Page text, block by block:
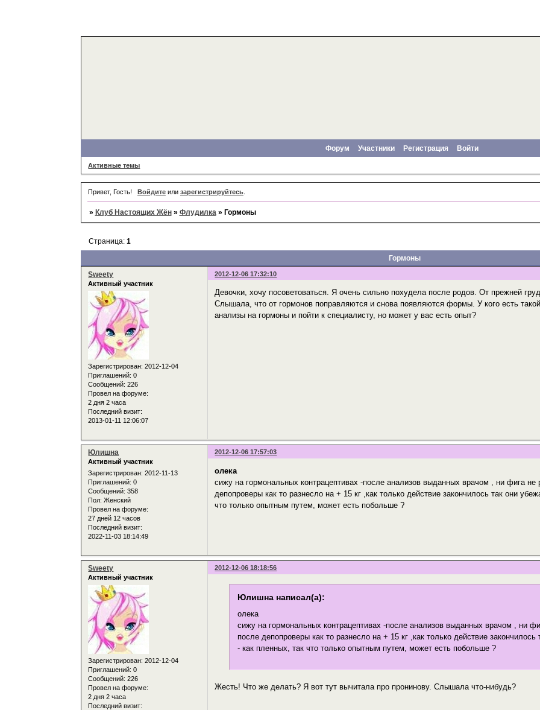
Форум Участники Регистрация Войти
Активные темы
Привет, Гость! Войдитеили зарегистрируйтесь.
» Клуб Настоящих Жён » Флудилка » Гормоны
Гормоны
Страница: 1
2012-12-06 17:32:10
Sweety
Активный участник
Зарегистрирован: 2012-12-04
Приглашений: 0
Сообщений: 226
Провел на форуме:
2 дня 2 часа
Последний визит:
2013-01-11 12:06:07
Девочки, хочу посоветоваться. Я очень сильно похудела после родов. От прежней
Слышала, что от гормонов поправляются и снова появляются формы. У кого есть
анализы на гормоны и пойти к специалисту, но может у вас есть опыт?
2012-12-06 17:57:03
Юлишна
Активный участник
Зарегистрирован: 2012-11-13
Приглашений: 0
Сообщений: 358
Пол: Женский
Провел на форуме:
27 дней 12 часов
Последний визит:
2022-11-03 18:14:49
олека
сижу на гормональных контрацептивах -после анализов выданных врачом , ни фига
депопроверы как то разнесло на + 15 кг ,как только действие закончилось так они
что только опытным путем, может есть побольше ?
2012-12-06 18:18:56
Sweety
Активный участник
Зарегистрирован: 2012-12-04
Приглашений: 0
Сообщений: 226
Провел на форуме:
2 дня 2 часа
Последний визит:
Юлишна написал(а):
олека
сижу на гормональных контрацептивах -после анализов выданных врачом , ни
после депопроверы как то разнесло на + 15 кг ,как только действие
- как пленных, так что только опытным путем, может есть побольше ?
Жесть! Что же делать? Я вот тут вычитала про пронинову. Слышала что-нибудь?